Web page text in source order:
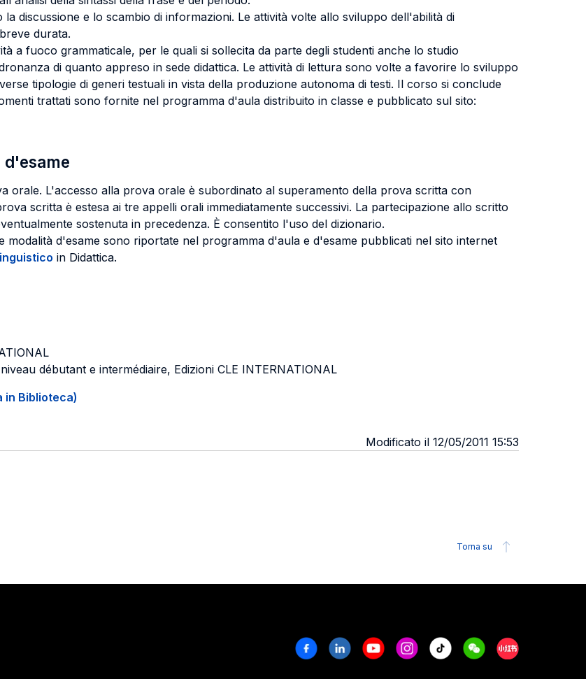
discussione e lo scambio di informazioni. Le attività volte allo sviluppo dell'abilità di
durata.
a fuoco grammaticale, per le quali si sollecita da parte degli studenti anche lo studio
di quanto appreso in sede didattica. Le attività di lettura sono volte a favorire lo sviluppo
tipologie di generi testuali in vista della produzione autonoma di testi. Il corso si conclude
trattati sono fornite nel programma d'aula distribuito in classe e pubblicato sul sito:
orale. L'accesso alla prova orale è subordinato al superamento della prova scritta con
scritta è estesa ai tre appelli orali immediatamente successivi. La partecipazione allo scritto
sostenuta in precedenza. È consentito l'uso del dizionario.
modalità d'esame sono riportate nel programma d'aula e d'esame pubblicati nel sito internet
in Didattica.
débutant e intermédiaire, Edizioni CLE INTERNATIONAL
in Biblioteca)
Modificato il 12/05/2011 15:53
Torna su
FacebookLinkedinYoutubeInstagram
Tiktok WeechatXiaohongshu/